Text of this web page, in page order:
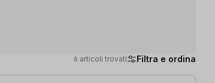
6 articoli trovati Filtra e ordina